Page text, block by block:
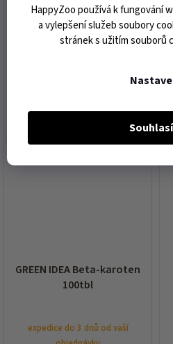
HappyZoo používá k fungování
a vylepšení služeb soubory
stránek s užitím souborů
expedice do 3 dnů od vaší
objednávky
183 Kč
GREEN IDEA Beta-karoten
100tbl
expedice do 3 dnů od vaší